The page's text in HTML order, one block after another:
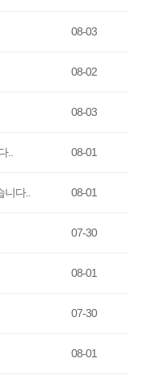
08-03
08-02
08-03
.. 08-01
다.. 08-01
07-30
08-01
07-30
08-01